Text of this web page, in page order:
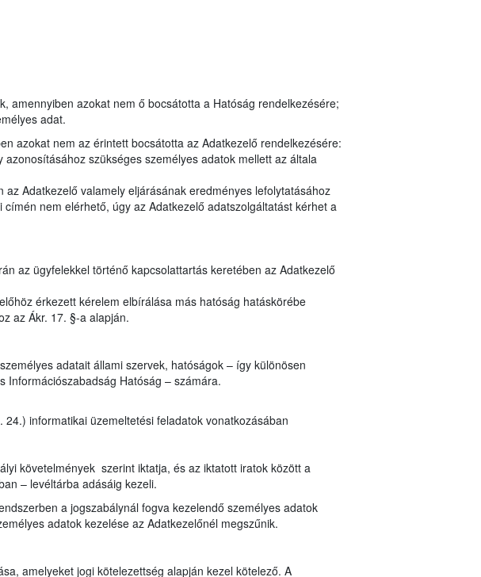
azokat nem ő bocsátotta a Hatóság rendelkezésére;
adat.
azokat nem az érintett bocsátotta az Adatkezelő rendelkezésére:
szükséges személyes adatok mellett az általa
Adatkezelő valamely eljárásának eredményes lefolytatásához
nem elérhető, úgy az Adatkezelő adatszolgáltatást kérhet a
az ügyfelekkel történő kapcsolattartás keretében az Adatkezelő
érkezett kérelem elbírálása más hatóság hatáskörébe
az Ákr. 17. §-a alapján.
adatait állami szervek, hatóságok – így különösen
Információszabadság Hatóság – számára.
informatikai üzemeltetési feladatok vonatkozásában
követelmények szerint iktatja, és az iktatott iratok között a
– levéltárba adásáig kezeli.
a jogszabálynál fogva kezelendő személyes adatok
adatok kezelése az Adatkezelőnél megszűnik.
amelyeket jogi kötelezettség alapján kezel kötelező. A